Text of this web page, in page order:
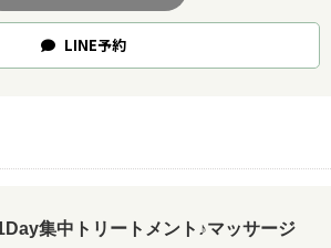
LINE予約
集中トリートメント♪マッサージ